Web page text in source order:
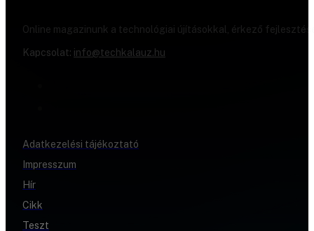
Online magazinunk a technológiai újításokkal, érkező
Kapcsolat: info@techkalauz.hu
Adatkezelési tájékoztató
Impresszum
Hír
Cikk
Teszt